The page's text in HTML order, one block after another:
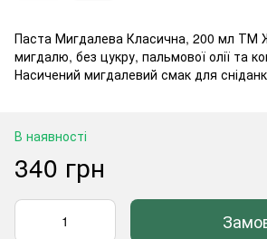
Паста Мигдалева Класична, 200 мл ТМ
мигдалю, без цукру, пальмової олії та
Насичений мигдалевий смак для
В наявності
340 грн